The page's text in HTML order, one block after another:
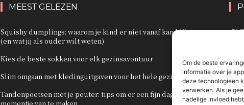
Om de beste
informatie over je
deze technologieën
verwerken. Als je
nadelige invloed
MEEST GELEZEN
Squishy dumplings: waarom je kind er niet vanaf kan blijven
(en wat jij als ouder wilt weten)
Kies de beste sokken voor elk gezinsavontuur
Slim omgaan met kledinguitgaven voor het hele gezin
Tandenpoetsen met je peuter: tips om er een fijn dagelijks